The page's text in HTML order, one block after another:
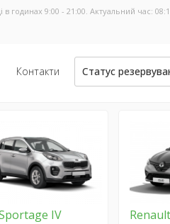
в годинах 9:00 - 21:00. Актуальний час:
Контакти Статус
IV Renault